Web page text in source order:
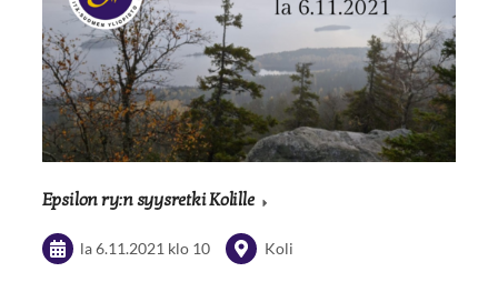
Epsilon ry:n syysretki Kolille
la 6.11.2021 klo 10 Koli